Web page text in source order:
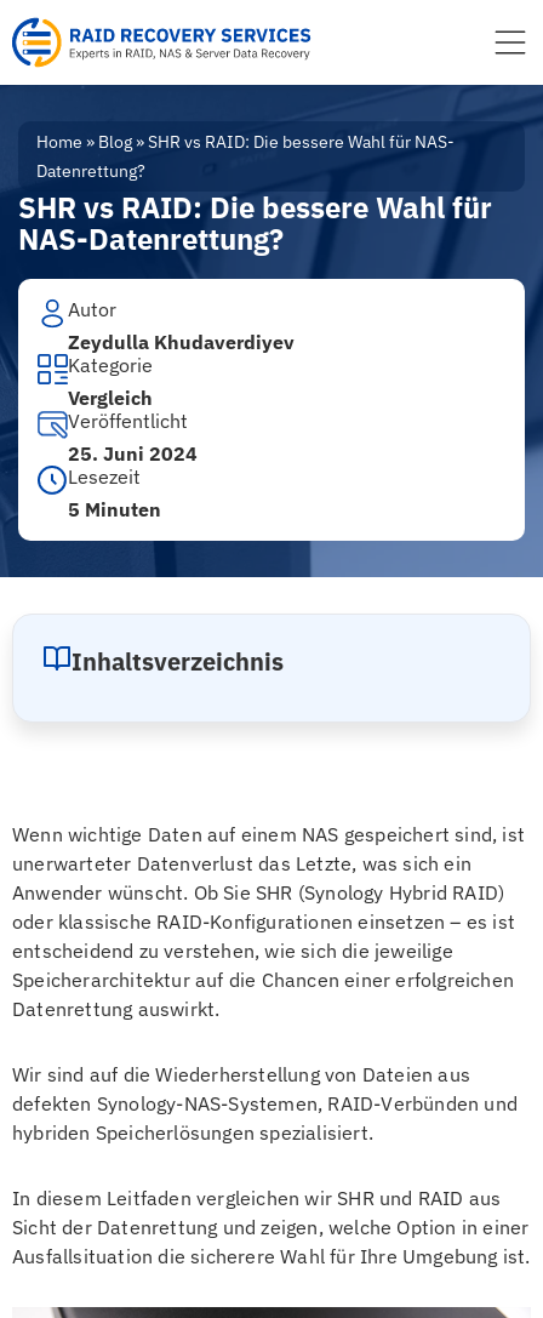
Inhalt
springen
Home » Blog»SHR vs RAID: Die bessere Wahl für NAS-
Datenrettung?
SHR vs RAID: Die bessere Wahl für
NAS-Datenrettung?
Autor
Zeydulla Khudaverdiyev
Kategorie
Vergleich
Veröffentlicht
25. Juni 2024
Lesezeit
5 Minuten
Wenn wichtige Daten auf einem NAS gespeichert sind, ist
unerwarteter Datenverlust das Letzte, was sich ein
Anwender wünscht. Ob Sie SHR (Synology Hybrid RAID)
oder klassische RAID-Konfigurationen einsetzen – es ist
entscheidend zu verstehen, wie sich die jeweilige
Speicherarchitektur auf die Chancen einer erfolgreichen
Datenrettung auswirkt.
Wir sind auf die Wiederherstellung von Dateien aus
defekten Synology-NAS-Systemen, RAID-Verbünden und
hybriden Speicherlösungen spezialisiert.
In diesem Leitfaden vergleichen wir SHR und RAID aus
Sicht der Datenrettung und zeigen, welche Option in einer
Ausfallsituation die sicherere Wahl für Ihre Umgebung ist.
Inhaltsverzeichnis